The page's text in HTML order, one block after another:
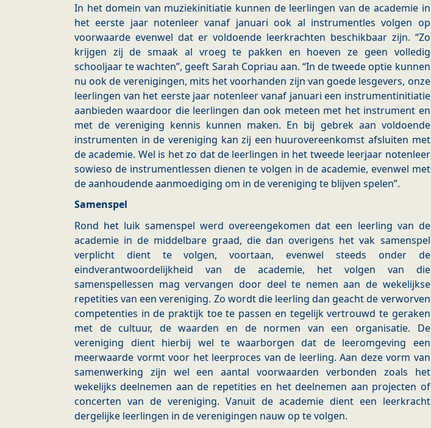
In het domein van muziekinitiatie kunnen de leerlingen van de academie in
het eerste jaar notenleer vanaf januari ook al instrumentles volgen op
voorwaarde evenwel dat er voldoende leerkrachten beschikbaar zijn. “Zo
krijgen zij de smaak al vroeg te pakken en hoeven ze geen volledig
schooljaar te wachten”, geeft Sarah Copriau aan. “In de tweede optie kunnen
nu ook de verenigingen, mits het voorhanden zijn van goede lesgevers, onze
leerlingen van het eerste jaar notenleer vanaf januari een instrumentinitiatie
aanbieden waardoor die leerlingen dan ook meteen met het instrument en
met de vereniging kennis kunnen maken. En bij gebrek aan voldoende
instrumenten in de vereniging kan zij een huurovereenkomst afsluiten met
de academie. Wel is het zo dat de leerlingen in het tweede leerjaar notenleer
sowieso de instrumentlessen dienen te volgen in de academie, evenwel met
de aanhoudende aanmoediging om in de vereniging te blijven spelen”.
Samenspel
Rond het luik samenspel werd overeengekomen dat een leerling van de
academie in de middelbare graad, die dan overigens het vak samenspel
verplicht dient te volgen, voortaan, evenwel steeds onder de
eindverantwoordelijkheid van de academie, het volgen van die
samenspellessen mag vervangen door deel te nemen aan de wekelijkse
repetities van een vereniging. Zo wordt die leerling dan geacht de verworven
competenties in de praktijk toe te passen en tegelijk vertrouwd te geraken
met de cultuur, de waarden en de normen van een organisatie. De
vereniging dient hierbij wel te waarborgen dat de leeromgeving een
meerwaarde vormt voor het leerproces van de leerling. Aan deze vorm van
samenwerking zijn wel een aantal voorwaarden verbonden zoals het
wekelijks deelnemen aan de repetities en het deelnemen aan projecten of
concerten van de vereniging. Vanuit de academie dient een leerkracht
dergelijke leerlingen in de verenigingen nauw op te volgen.